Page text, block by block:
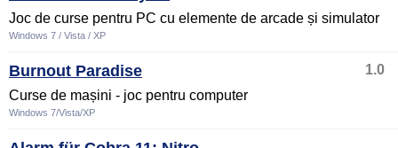
Joc de curse pentru PC cu elemente de arcade și simulator
Windows 7 / Vista / XP
Burnout Paradise
1.0
Curse de mașini - joc pentru computer
Windows 7/Vista/XP